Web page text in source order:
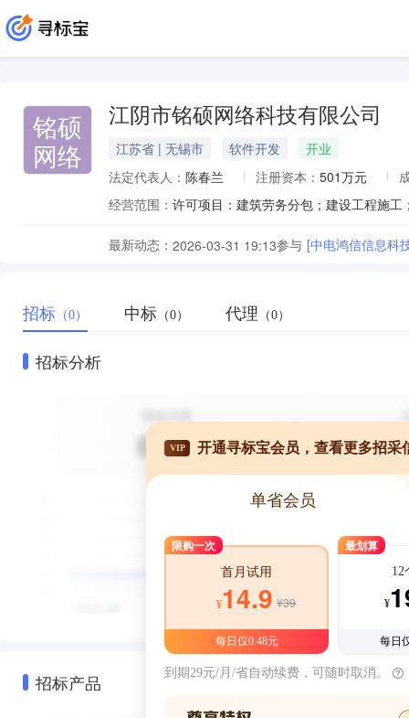
铭硕
网络
江阴市铭硕网络科技有限公司
江苏省 | 无锡市 软件开发
开业
法定代表人： 陈春兰 注册资本： 501万元
经营范围：
最新动态： 2026-03-31 19:13参与 [中电鸿信信息科
招标 （0） 中标 （0） 代理 （0）
招标分析
招标产品
VIP 开通寻标宝会员，查看更多招采
单省会员
限购一次
首月试用
¥14.9 ¥39
每日仅0.48元
最划算
12
¥
每日
到期29元/月/省自动续费，可随时取消。